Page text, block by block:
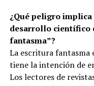
¿Qué peligro
desarrollo científico
fantasma”?
La escritura fantasma
tiene la intención de
Los lectores de